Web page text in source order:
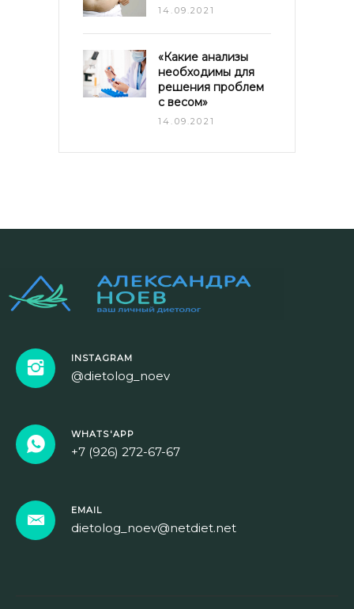
14.09.2021
«Какие анализы
необходимы для
решения проблем
с весом»
14.09.2021
INSTAGRAM
@dietolog_noev
WHATS'APP
+7 (926) 272-67-67
EMAIL
dietolog_noev@netdiet.net